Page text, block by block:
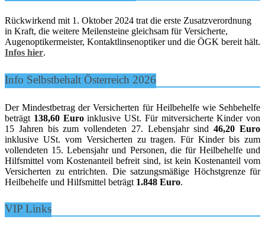
Rückwirkend mit 1. Oktober 2024 trat die erste Zusatzverordnung
in Kraft, die weitere Meilensteine gleichsam für Versicherte,
Augenoptikermeister, Kontaktlinsenoptiker und die ÖGK bereit hält.
Infos hier.
Info Selbstbehalt Österreich 2026
Der Mindestbetrag der Versicherten für Heilbehelfe wie Sehbehelfe
beträgt 138,60 Euroinklusive USt. Für mitversicherte Kinder von
15 Jahren bis zum vollendeten 27. Lebensjahr sind46,20 Euro
inklusive USt. vom Versicherten zu tragen. Für Kinder bis zum
vollendeten 15. Lebensjahr und Personen, die für Heilbehelfe und
Hilfsmittel vom Kostenanteil befreit sind, ist kein Kostenanteil vom
Versicherten zu entrichten. Die satzungsmäßige Höchstgrenze für
Heilbehelfe und Hilfsmittel beträgt 1.848 Euro.
VIP Links